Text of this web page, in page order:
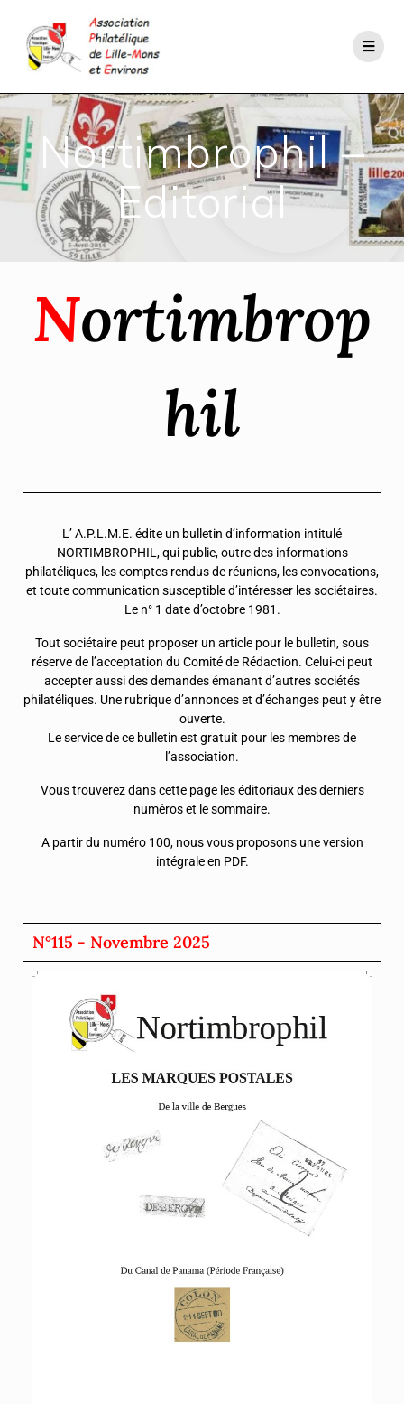
Nortimbrophil –
Editorial
Nortimbrop
hil
L’ A.P.L.M.E. édite un bulletin d’information intitulé
NORTIMBROPHIL, qui publie, outre des informations
philatéliques, les comptes rendus de réunions, les convocations,
et toute communication susceptible d’intéresser les sociétaires.
Le n° 1 date d’octobre 1981.
Tout sociétaire peut proposer un article pour le bulletin, sous
réserve de l’acceptation du Comité de Rédaction. Celui-ci peut
accepter aussi des demandes émanant d’autres sociétés
philatéliques. Une rubrique d’annonces et d’échanges peut y être
ouverte.
Le service de ce bulletin est gratuit pour les membres de
l’association.
Vous trouverez dans cette page les éditoriaux des derniers
numéros et le sommaire.
A partir du numéro 100, nous vous proposons une version
intégrale en PDF.
N°115 - Novembre 2025